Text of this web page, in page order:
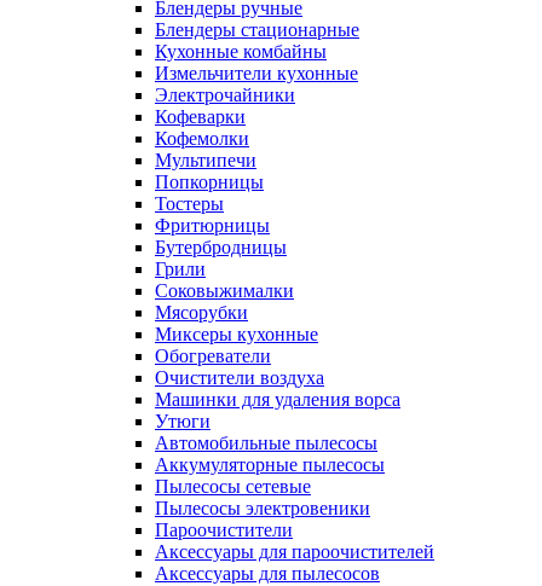
Блендеры ручные
Блендеры стационарные
Кухонные комбайны
Измельчители кухонные
Электрочайники
Кофеварки
Кофемолки
Мультипечи
Попкорницы
Тостеры
Фритюрницы
Бутербродницы
Грили
Соковыжималки
Мясорубки
Миксеры кухонные
Обогреватели
Очистители воздуха
Машинки для удаления ворса
Утюги
Автомобильные пылесосы
Аккумуляторные пылесосы
Пылесосы сетевые
Пылесосы электровеники
Пароочистители
Аксессуары для пароочистителей
Аксессуары для пылесосов